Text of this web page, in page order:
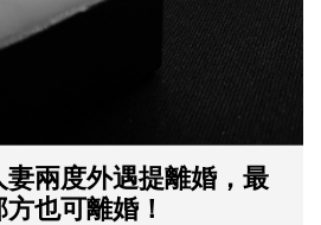
妻兩度外遇提離婚，最
也可離婚！